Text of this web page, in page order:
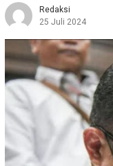
Redaksi
25 Juli 2024